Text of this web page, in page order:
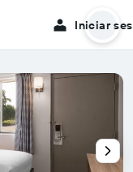
Iniciar